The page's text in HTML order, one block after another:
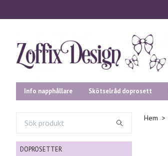
Info napphållare Skötselråd doprosett
DOPROSETTER
Hem